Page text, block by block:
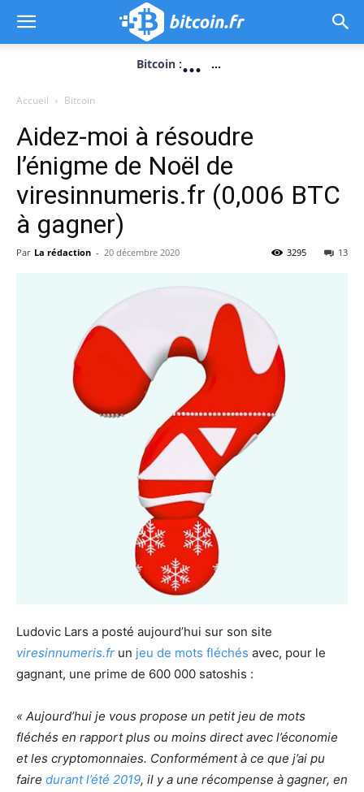
Bitcoin :... ...
Accueil Bitcoin
Aidez-moi à résoudre
l’énigme de Noël de
viresinnumeris.fr (0,006 BTC
à gagner)
Par La rédaction - 20 décembre 2020 13
3295
Ludovic Lars a posté aujourd’hui sur son site
viresinnumeris.fr un jeu de mots fléchés avec, pour le
gagnant, une prime de 600 000 satoshis :
« Aujourd’hui je vous propose un petit jeu de mots
fléchés en rapport plus ou moins direct avec l’économie
et les cryptomonnaies. Conformément à ce que j’ai pu
faire durant l’été 2019, il y a une récompense à gagner, en